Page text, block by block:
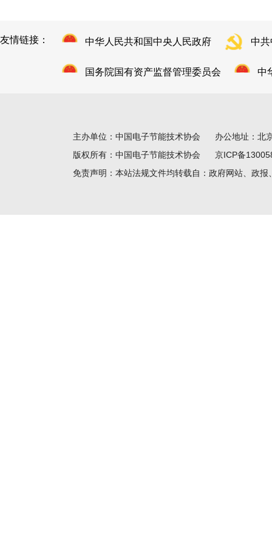
友情链接： 中华人民共和国中央人民政府 中
国务院国有资产监督管理委员会 中
主办单位：中国电子节能技术协会 办公地址：
版权所有：中国电子节能技术协会 京ICP备
免责声明：本站法规文件均转载自：政府网站、政